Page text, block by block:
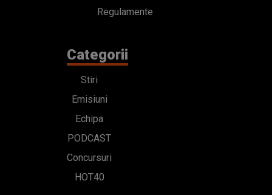
Regulamente
Categorii
Stiri
Emisiuni
Echipa
PODCAST
Concursuri
HOT40